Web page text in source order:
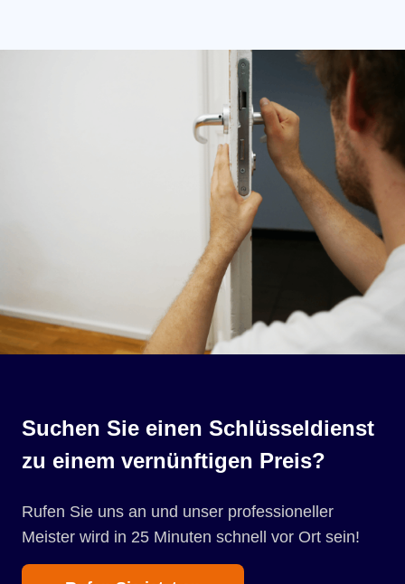
Suchen Sie einen Schlüsseldienst
zu einem vernünftigen Preis?
Rufen Sie uns an und unser professioneller
Meister wird in 25 Minuten schnell vor Ort sein!